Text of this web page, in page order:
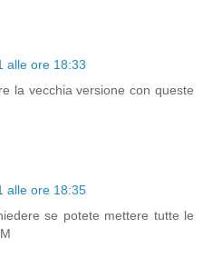
alle ore 18:33
la vecchia versione con queste
alle ore 18:35
se potete mettere tutte le